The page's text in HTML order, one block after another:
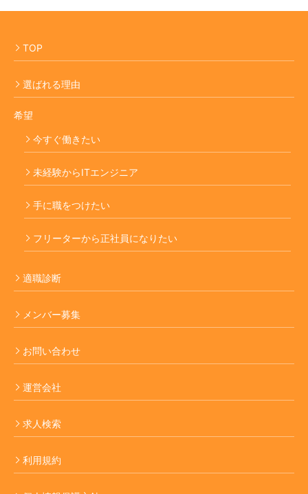
TOP
選ばれる理由
希望
今すぐ働きたい
未経験からITエンジニア
手に職をつけたい
フリーターから正社員になりたい
適職診断
メンバー募集
お問い合わせ
運営会社
求人検索
利用規約